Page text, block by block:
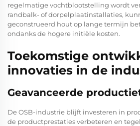
regelmatige vochtblootstelling wordt
randbalk- of dorpelplaatinstallaties,
geconstrueerd hout op lange termijn
ondanks de hogere initiële kosten.
Toekomstige
innovaties in de
Geavanceerde
De OSB-industrie blijft investeren in
de productprestaties verbeteren en